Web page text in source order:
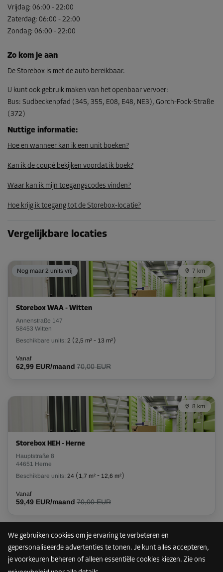
We gebruiken cookies om je ervaring te verbeteren en
gepersonaliseerde advertenties te tonen. Je kunt alles accepteren,
je voorkeuren beheren of alleen essentiële cookies kiezen. Zie ons
Unit 41
Inhoud: 7,8 m³
L:1,9m B:1,5 m H:2,8 m
-10%
Vanaf
64,79 EUR/maand
Oppervlak: 12,8 m²
-10%
151,00 EUR/maand
135,89 EUR/maand
Unit 1
Oppervlak: 8,5 m²
L:3,2
189,00 EUR/maand
170,09 EUR/maand
Oppervlak: 11,8 m²
Inhoud: 33 m³
L:4m
Vanaf
260,00 EUR/maand
233,99 EUR/maand
Vrijdag: 06:00 - 22:00
Zaterdag: 06:00 - 22:00
Zondag: 06:00 - 22:00
Zo kom je aan
De Storebox is met de auto bereikbaar.
U kunt ook gebruik maken van het openbaar vervoer:
Bus: Sudbeckenpfad (345, 355, E08, E48, NE3), Gorch-Fock-Straße
(372)
Nuttige informatie:
Hoe en wanneer kan ik een unit boeken?
Kan ik de coupé bekijken voordat ik boek?
Waar kan ik mijn toegangscodes vinden?
Hoe krijg ik toegang tot de Storebox-locatie?
Vergelijkbare locaties
Nog maar 2 units vrij 7 km
Storebox WAA - Witten
Annenstraße 147
58453 Witten
Beschikbare units: 2 (2,5 m² - 13 m²)
Vanaf
62,99 EUR/maand 70,00 EUR
8 km
Storebox HEH - Herne
Hauptstraße 8
44651 Herne
Beschikbare units: 24 ( 1,7 m² - 12,6 m²)
Vanaf
59,49 EUR/maand 70,00 EUR